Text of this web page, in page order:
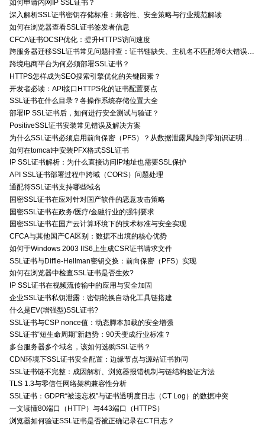
如何申请内网IP SSL证书？
深入解析SSL证书密钥存储标准：兼容性、安全策略与行业规范解读
如何在浏览器查看SSL证书签发者信息
CFCA证书OCSP优化：提升HTTPS访问速度
跨服务器迁移SSL证书常见问题排查：证书链缺失、主机名不匹配等6大错误解决方案
跨境电商平台为何必须部署SSL证书？
HTTPS怎样成为SEO搜索引擎优化的关键因素？
开发者必读：API接口HTTPS化的证书配置要点
SSL证书在什么目录？各操作系统存储位置大全
部署IP SSL证书后，如何进行安全测试与验证？
PositiveSSL证书安装常见错误及解决方案
为什么SSL证书必须启用前向保密（PFS）？从数据泄露风险到零知识证明的安全价值分析
如何在tomcat中安装PFX格式SSL证书
IP SSL证书解析：为什么直接访问IP地址也需要SSL保护
API SSL证书部署过程中跨域（CORS）问题处理
通配符SSL证书支持哪些域名
国密SSL证书在应对针对国产软件的恶意攻击策略
国密SSL证书在政务/医疗/金融行业的强制要求
国密SSL证书在国产云计算环境下的技术标准与安全实现
CFCA与其他国产CA区别：数据不出境的核心优势
如何于Windows 2003 IIS6上生成CSR证书请求文件
SSL证书与Diffie-Hellman密钥交换：前向保密（PFS）实现
如何在浏览器中检查SSL证书是否生效?
IP SSL证书在视频流传输中的应用与安全加固
企业SSL证书私钥泄露：密钥轮换自动化工具链搭建
什么是EV(增强型)SSL证书?
SSL证书与CSP nonce值：动态脚本加载的安全增强
SSL证书“短生命周期”新趋势：90天变成行业标准？
多台服务器多个域名，该如何选购SSL证书？
CDN环境下SSL证书安全配置：边缘节点与源站证书协同
SSL证书链不完整：成因解析、浏览器报错机制与链结构验证方法
TLS 1.3与零信任网络架构兼容性分析
SSL证书：GDPR“被遗忘权”与证书透明度日志（CT Log）的数据冲突
一文读懂80端口（HTTP）与443端口（HTTPS）
浏览器如何验证SSL证书是否被正确记录在CT日志？